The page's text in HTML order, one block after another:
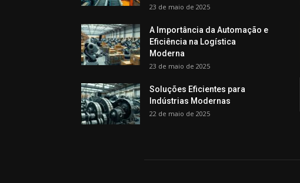
23 de maio de 2025
A Importância da Automação e
Eficiência na Logística
Moderna
23 de maio de 2025
Soluções Eficientes para
Indústrias Modernas
22 de maio de 2025